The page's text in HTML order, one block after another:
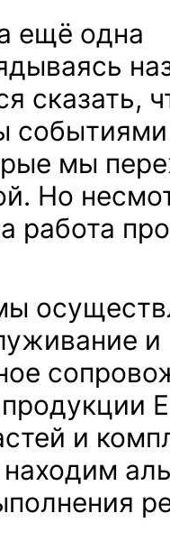
ещё одна
сказать,
мы
Но
работа
и
и